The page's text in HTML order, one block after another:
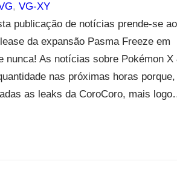
, VG-XY
publicação de notícias prende-se ao
da expansão Pasma Freeze em
nunca! As notícias sobre Pokémon X
nas próximas horas porque,
as leaks da CoroCoro, mais